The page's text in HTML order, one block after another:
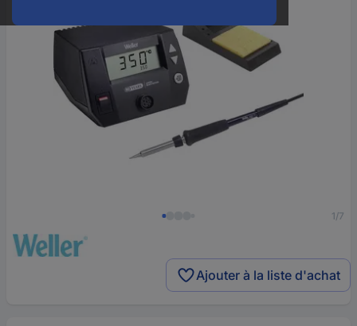
1/7
Ajouter à la liste d'achat